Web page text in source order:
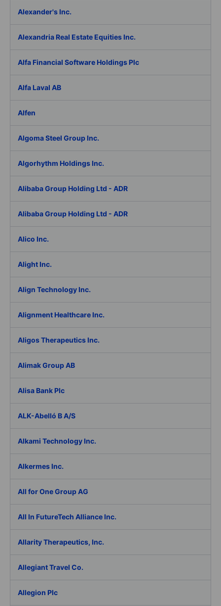
Alexander's Inc.
Alexandria Real Estate Equities Inc.
Alfa Financial Software Holdings Plc
Alfa Laval AB
Alfen
Algoma Steel Group Inc.
Algorhythm Holdings Inc.
Alibaba Group Holding Ltd - ADR
Alibaba Group Holding Ltd - ADR
Alico Inc.
Alight Inc.
Align Technology Inc.
Alignment Healthcare Inc.
Aligos Therapeutics Inc.
Alimak Group AB
Alisa Bank Plc
ALK-Abelló B A/S
Alkami Technology Inc.
Alkermes Inc.
All for One Group AG
All In FutureTech Alliance Inc.
Allarity Therapeutics, Inc.
Allegiant Travel Co.
Allegion Plc